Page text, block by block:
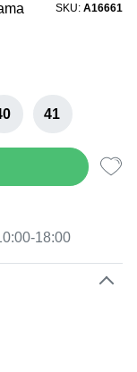
SKU A16661
41
18:00